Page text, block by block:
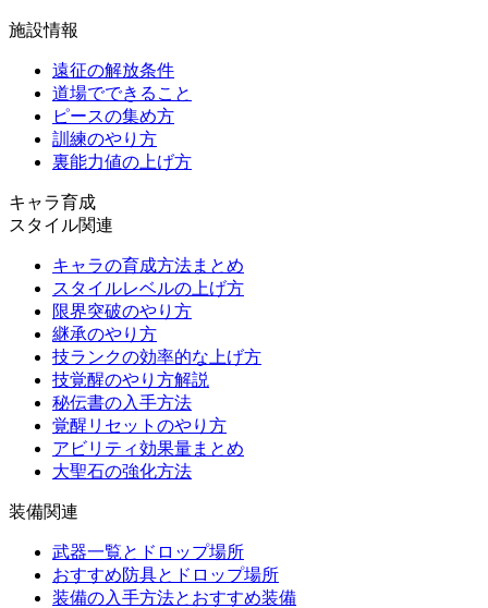
施設情報
遠征の解放条件
道場でできること
ピースの集め方
訓練のやり方
裏能力値の上げ方
キャラ育成
スタイル関連
キャラの育成方法まとめ
スタイルレベルの上げ方
限界突破のやり方
継承のやり方
技ランクの効率的な上げ方
技覚醒のやり方解説
秘伝書の入手方法
覚醒リセットのやり方
アビリティ効果量まとめ
大聖石の強化方法
装備関連
武器一覧とドロップ場所
おすすめ防具とドロップ場所
装備の入手方法とおすすめ装備